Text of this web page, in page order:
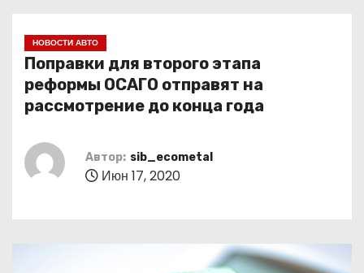
НОВОСТИ АВТО
Поправки для второго этапа
реформы ОСАГО отправят на
рассмотрение до конца года
Автор: sib_ecometal
Июн 17, 2020